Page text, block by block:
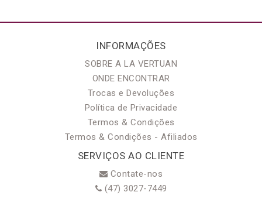
INFORMAÇÕES
SOBRE A LA VERTUAN
ONDE ENCONTRAR
Trocas e Devoluções
Política de Privacidade
Termos & Condições
Termos & Condições - Afiliados
SERVIÇOS AO CLIENTE
Contate-nos
(47) 3027-7449